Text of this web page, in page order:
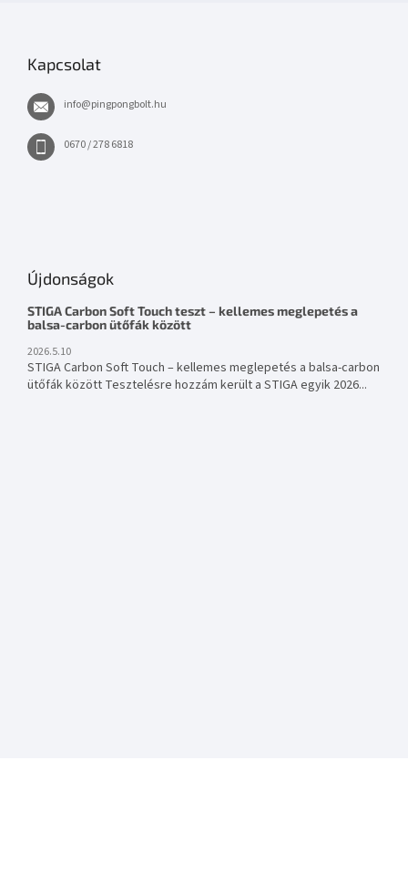
Kapcsolat
info@pingpongbolt.hu
0670 / 278 6818
Újdonságok
STIGA Carbon Soft Touch teszt – kellemes meglepetés a
balsa-carbon ütőfák között
2026.5.10
STIGA Carbon Soft Touch – kellemes meglepetés a balsa-carbon
ütőfák között Tesztelésre hozzám került a STIGA egyik 2026...